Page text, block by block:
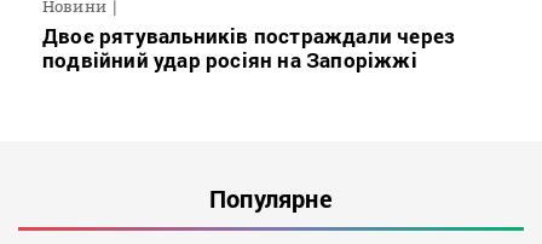
Новини
Двоє рятувальників постраждали через
подвійний удар росіян на Запоріжжі
Популярне